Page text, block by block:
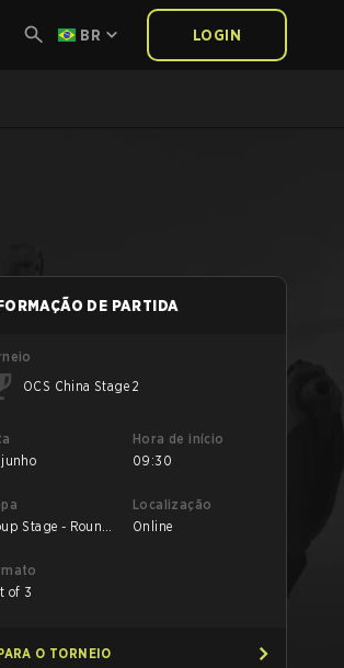
BR LOGIN
DE PARTIDA
OCS China Stage 2
Hora de início
09:30
Stage - Round
Localização
Online
of 3
O TORNEIO